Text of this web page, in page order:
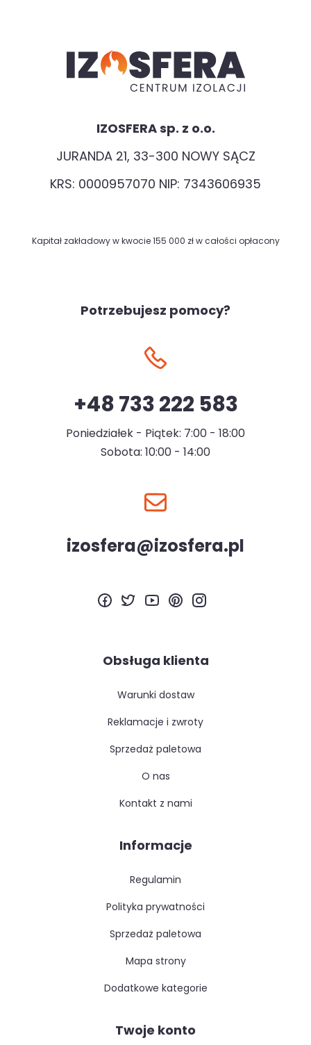
IZOSFERA sp. z o.o.
JURANDA 21, 33-300 NOWY SĄCZ
KRS: 0000957070 NIP: 7343606935
Kapitał zakładowy w kwocie 155 000 zł w całości opłacony
Potrzebujesz pomocy?
+48 733 222 583
Poniedziałek - Piątek: 7:00 - 18:00
Sobota: 10:00 - 14:00
izosfera@izosfera.pl
Obsługa klienta
warunki dostaw
reklamacje i zwroty
sprzedaż paletowa
o nas
kontakt z nami
Informacje
regulamin
polityka prywatności
sprzedaż paletowa
mapa strony
dodatkowe kategorie
Twoje konto